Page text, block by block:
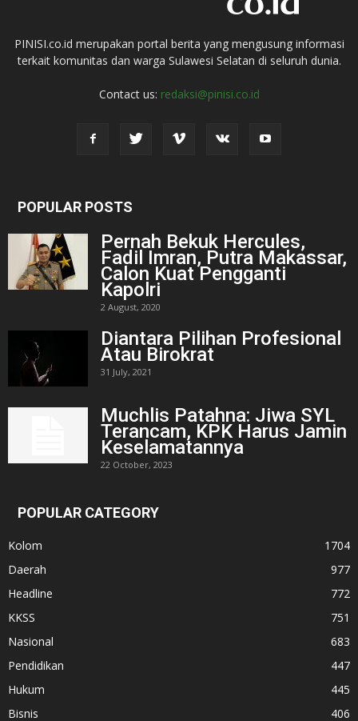
PINISI.co.id merupakan portal berita yang mengusung informasi
terkait komunitas dan warga Sulawesi Selatan di seluruh dunia.
Contact us: redaksi@pinisi.co.id
POPULAR POSTS
Pernah Bekuk Hercules,
Fadil Imran, Putra Makassar,
Calon Kuat Pengganti
Kapolri
2 August, 2020
Diantara Pilihan Profesional
Atau Birokrat
31 July, 2021
Muchlis Patahna: Jiwa SYL
Terancam, KPK Harus Jamin
Keselamatannya
22 October, 2023
POPULAR CATEGORY
Kolom
1704
Daerah
977
Headline
772
KKSS
751
Nasional
683
Pendidikan
447
Hukum
445
Bisnis
406